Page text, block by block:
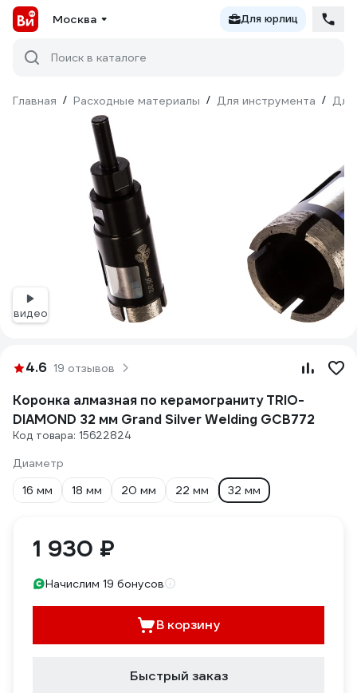
Москва Для юрлиц
Поиск в каталоге
Главная / Расходные материалы / Для инструмента / Для
видео
4.6 19 отзывов
Коронка алмазная по керамограниту TRIO-
DIAMOND 32 мм Grand Silver Welding GCB772
Код товара: 15622824
Диаметр
16 мм
18 мм 20 мм 22 мм 32 мм
1 930 ₽
Начислим 19 бонусов
В корзину
Быстрый заказ